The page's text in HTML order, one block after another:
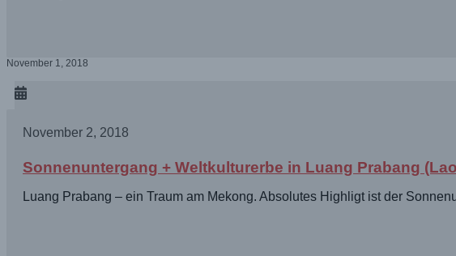
November 1, 2018
November 2, 2018
Sonnenuntergang + Weltkulturerbe in Luang Prabang
Luang Prabang – ein Traum am Mekong. Absolutes Highligt ist der